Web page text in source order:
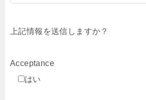
上記情報を送信しますか？
Acceptance
はい